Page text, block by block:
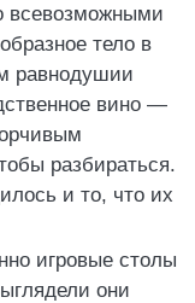
всевозможными
тело в
равнодушии
вино —
разбираться.
и то, что их
игровые столы
они